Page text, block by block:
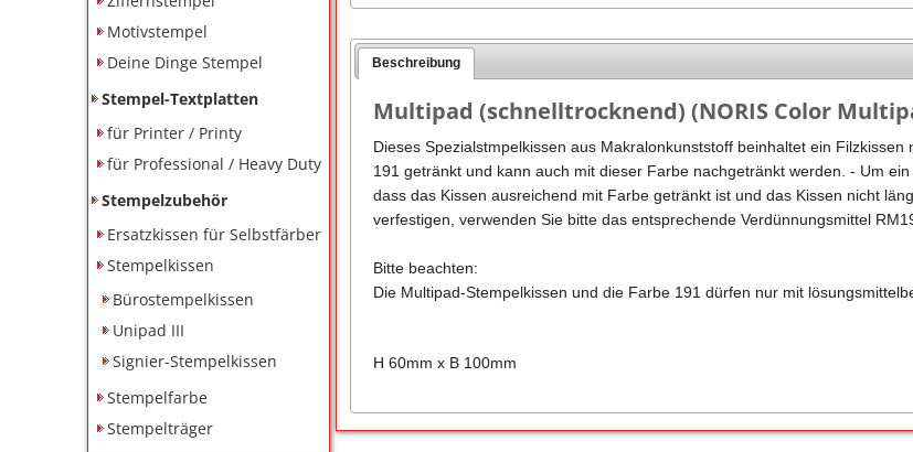
Geocaching-Stempel
Lehrerstempel
Kinderstempel
Motivstempel
Deine Dinge Stempel
Stempel-Textplatten
für Printer / Printy
für Professional / Heavy Duty
Stempelzubehör
Ersatzkissen für Selbstfärber
Stempelkissen
Bürostempelkissen
Unipad III
Signier-Stempelkissen
Stempelfarbe
Stempelträger
Beschreibung
Multipad (schnelltrocknend) (NORIS Color
Dieses Spezialstmpelkissen aus Makralonkunststoff beinhaltet ein
191 getränkt und kann auch mit dieser Farbe nachgetränkt werden. - Um
dass das Kissen ausreichend mit Farbe getränkt ist und das Kissen nicht
verfestigen, verwenden Sie bitte das entsprechende Verdünnungsmittel
Bitte beachten:
Die Multipad-Stempelkissen und die Farbe 191 dürfen nur mit
H 60mm x B 100mm